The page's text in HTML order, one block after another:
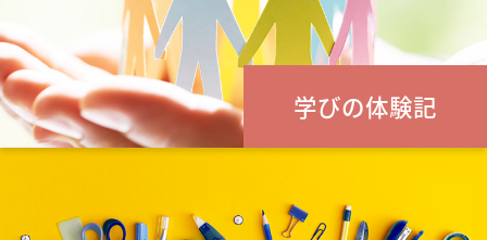
学びの体験記